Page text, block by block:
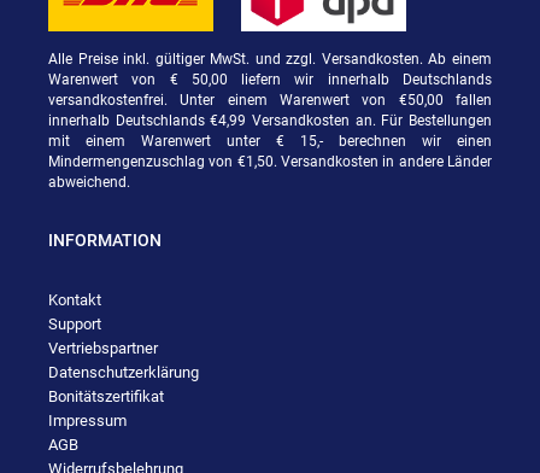
Alle Preise inkl. gültiger MwSt. und zzgl. Versandkosten. Ab einem
Warenwert von € 50,00 liefern wir innerhalb Deutschlands
versandkostenfrei. Unter einem Warenwert von €50,00 fallen
innerhalb Deutschlands €4,99 Versandkosten an. Für Bestellungen
mit einem Warenwert unter € 15,- berechnen wir einen
Mindermengenzuschlag von €1,50. Versandkosten in andere Länder
abweichend.
INFORMATION
Kontakt
Support
Vertriebspartner
Datenschutzerklärung
Bonitätszertifikat
Impressum
AGB
Widerrufsbelehrung